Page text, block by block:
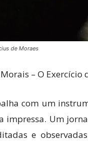
de Moraes
– O Exercício
com um
impressa. Um
e